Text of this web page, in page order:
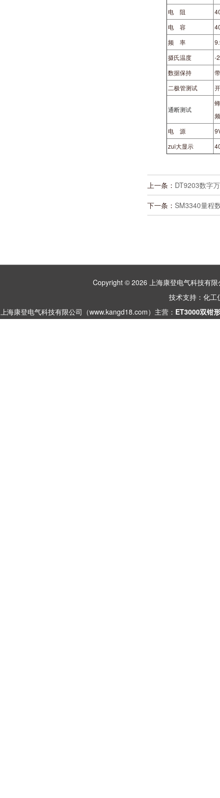
电 阻
电 容
频 率
摄氏温度
-
数据保持
二极管测试
通断测试
电 源
zui大显示
上一条： DT9203数字
下一条： SM3340量程
Copyright © 2026 上海康登电气科技有
技术支持： 化工
上海康登电气科技有限公司（www.kangd18.com）主营： ET3000双钳